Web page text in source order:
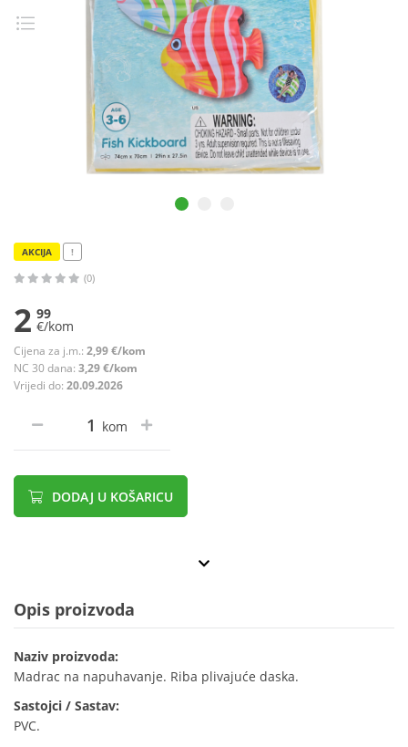
AKCIJA !
(0)
2 99
€/kom
Cijena za j.m.: 2,99 €/kom
NC 30 dana: 3,29 €/kom
Vrijedi do: 20.09.2026
kom
DODAJ U KOŠARICU
Opis proizvoda
Naziv proizvoda:
Madrac na napuhavanje. Riba plivajuće daska.
Sastojci / Sastav:
PVC.